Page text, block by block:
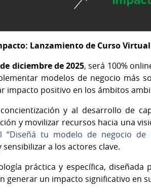
Lanzamiento de Curso Virtual
diciembre de 2025, será 100%
modelos de negocio más
impacto positivo en los ámbitos
y al desarrollo de
y movilizar recursos hacia una
“Diseñá tu modelo de negocio de
a los actores clave.
práctica y específica,
generar un impacto significativo en